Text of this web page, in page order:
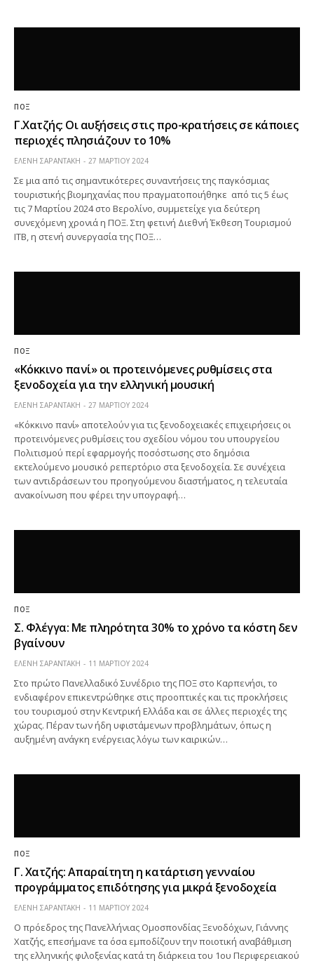
ΠΟΞ
Γ.Χατζής: Οι αυξήσεις στις προ-κρατήσεις σε κάποιες
περιοχές πλησιάζουν το 10%
ΕΛΕΝΗ ΣΑΡΑΝΤΑΚΗ 27 ΜΑΡΤΊΟΥ 2024
Σε μια από τις σημαντικότερες συναντήσεις της παγκόσμιας
τουριστικής βιομηχανίας που πραγματοποιήθηκε από τις 5 έως
τις 7 Μαρτίου 2024 στο Βερολίνο, συμμετείχε για δεύτερη
συνεχόμενη χρονιά η ΠΟΞ. Στη φετινή Διεθνή Έκθεση Τουρισμού
ITB, η στενή συνεργασία της ΠΟΞ…
ΠΟΞ
«Κόκκινο πανί» οι προτεινόμενες ρυθμίσεις στα
ξενοδοχεία για την ελληνική μουσική
ΕΛΕΝΗ ΣΑΡΑΝΤΑΚΗ 27 ΜΑΡΤΊΟΥ 2024
«Κόκκινο πανί» αποτελούν για τις ξενοδοχειακές επιχειρήσεις οι
προτεινόμενες ρυθμίσεις του σχεδίου νόμου του υπουργείου
Πολιτισμού περί εφαρμογής ποσόστωσης στο δημόσια
εκτελούμενο μουσικό ρεπερτόριο στα ξενοδοχεία. Σε συνέχεια
των αντιδράσεων του προηγούμενου διαστήματος, η τελευταία
ανακοίνωση που φέρει την υπογραφή…
ΠΟΞ
Σ. Φλέγγα: Με πληρότητα 30% το χρόνο τα κόστη δεν
βγαίνουν
ΕΛΕΝΗ ΣΑΡΑΝΤΑΚΗ 11 ΜΑΡΤΊΟΥ 2024
Στο πρώτο Πανελλαδικό Συνέδριο της ΠΟΞ στο Καρπενήσι, το
ενδιαφέρον επικεντρώθηκε στις προοπτικές και τις προκλήσεις
του τουρισμού στην Κεντρική Ελλάδα και σε άλλες περιοχές της
χώρας. Πέραν των ήδη υφιστάμενων προβλημάτων, όπως η
αυξημένη ανάγκη ενέργειας λόγω των καιρικών…
ΠΟΞ
Γ. Χατζής: Απαραίτητη η κατάρτιση γενναίου
προγράμματος επιδότησης για μικρά ξενοδοχεία
ΕΛΕΝΗ ΣΑΡΑΝΤΑΚΗ 11 ΜΑΡΤΊΟΥ 2024
Ο πρόεδρος της Πανελλήνιας Ομοσπονδίας Ξενοδόχων, Γιάννης
Χατζής, επεσήμανε τα όσα εμποδίζουν την ποιοτική αναβάθμιση
της ελληνικής φιλοξενίας κατά τη διάρκεια του 1ου Περιφερειακού